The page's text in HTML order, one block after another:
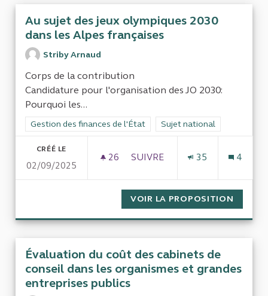
Au sujet des jeux olympiques 2030
dans les Alpes françaises
Striby Arnaud
Corps de la contribution
Candidature pour l'organisation des JO 2030:
Pourquoi les...
Filtrer les résultats de la catégorie : Gestion des finances de
Gestion des finances de l'État Filtrer les résultats pour le
Sujet national
CRÉÉ LE
02/09/2025
26 26 ABONNÉS
SUIVRE
35 4
VOIR LA PROPOSITION
Évaluation du coût des cabinets de
conseil dans les organismes et grandes
entreprises publics